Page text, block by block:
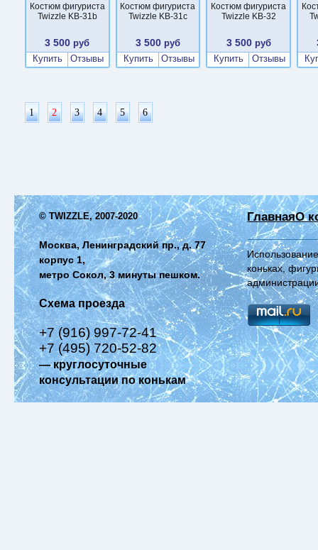
Костюм фигуриста
Twizzle KB-31b
3 500 руб
Купить
Отзывы
Костюм фигуриста
Twizzle KB-31c
3 500 руб
Купить
Отзывы
Костюм фигуриста
Twizzle KB-32
3 500руб
Купить
Отзывы
1 2 3 4 5 6
© TWIZZLE, 2007-2020
Москва, Ленинградский пр., д. 77
корпус 1,
метро Сокол, 3 минуты пешком.
Схема проезда
+7 (916) 997-72-41
+7 (495) 720-52-82
— круглосуточные
консультации по конькам
ГлавнаяО
коньках,